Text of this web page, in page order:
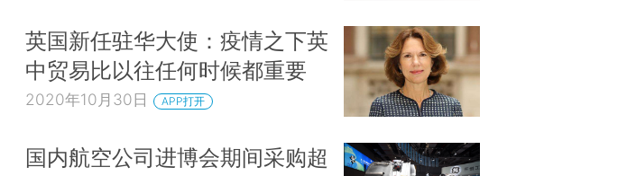
英国新任驻华大使：疫情之下英
中贸易比以往任何时候都重要
2020年10月30日 APP打开
国内航空公司进博会期间采购超